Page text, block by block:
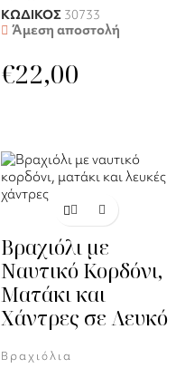
ΚΩΔΙΚΟΣ 30733
Άμεση αποστολή
€22,00
Βραχιόλι με
Ναυτικό Κορδόνι,
Ματάκι και
Χάντρες σε Λευκό
Βραχιόλια